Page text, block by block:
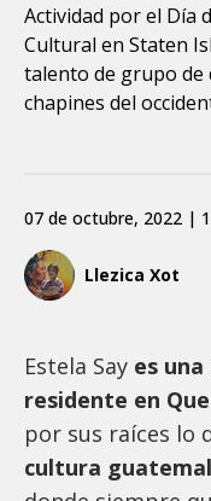
Actividad por el Día
Cultural en Staten
talento de grupo de
chapines del
Llezica Xot
07 de octubre, 2022 |
Estela Say es
residente en
por sus raíces lo
cultura